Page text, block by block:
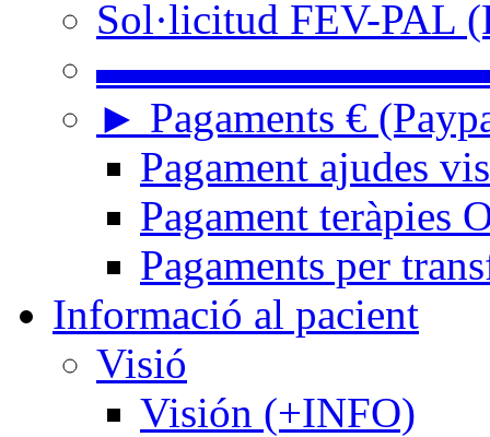
Sol·licitud FEV-PAL
► Pagaments €
Pagament ajudes
Pagament teràpies
Pagaments per
Informació al pacient
Visió
Visión (+INFO)